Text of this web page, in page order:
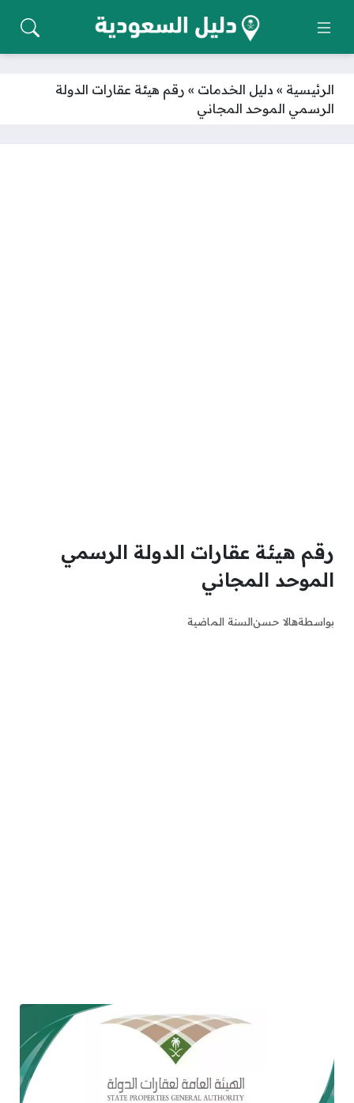
الرئيسية » دليل الخدمات » رقم هيئة عقارات الدولة
الرسمي الموحد المجاني
رقم هيئة عقارات الدولة الرسمي
الموحد المجاني
بواسطةهالا حسنالسنة الماضية